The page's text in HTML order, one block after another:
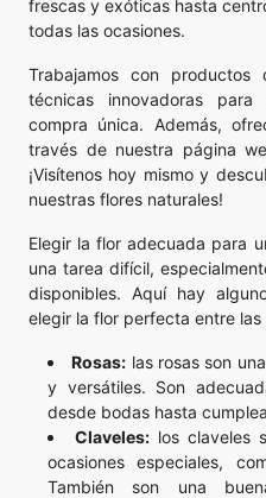
frescas y exóticas hasta
todas las ocasiones.
Trabajamos con
técnicas innovadoras
compra única. Además,
través de nuestra página
¡Visítenos hoy mismo y
nuestras flores naturales!
Elegir la flor adecuada para
una tarea difícil,
disponibles. Aquí hay
elegir la flor perfecta entre
Rosas: las rosas son
y versátiles. Son
desde bodas hasta
Claveles: los claveles
ocasiones especiales,
También son una